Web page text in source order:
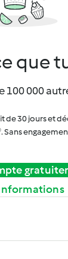
que
100 000
de 30 jours et